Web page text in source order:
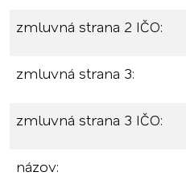
zmluvná strana 2 IČO:
zmluvná strana 3:
zmluvná strana 3 IČO:
názov: